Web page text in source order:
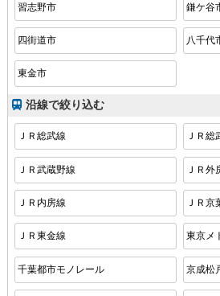
習志野市 鎌ケ谷
四街道市 八千代
東金市
沿線で絞り込む
ＪＲ総武線 ＪＲ総
ＪＲ武蔵野線 ＪＲ外
ＪＲ内房線 ＪＲ京
ＪＲ東金線 東京メ
千葉都市モノレール 京成松